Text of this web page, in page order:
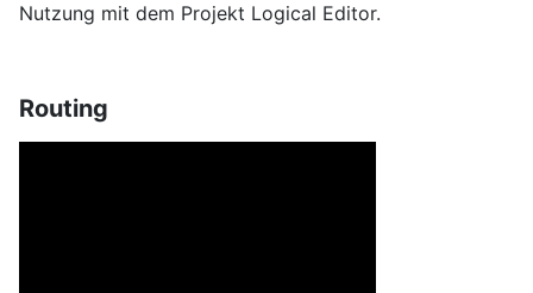
Nutzung mit dem Projekt Logical Editor.
Routing